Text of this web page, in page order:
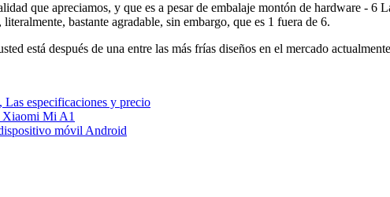
que apreciamos, y que es a pesar de embalaje montón de hardware - 6
bastante agradable, sin embargo, que es 1 fuera de 6.
está después de una entre las más frías diseños en el mercado
Las especificaciones y precio
Xiaomi Mi A1
móvil Android